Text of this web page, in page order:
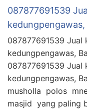
087877691539
087877691539 Jual
kedungpengawas,
087877691539 Jual
kedungpengawas,
musholla polos
masjid yang paling